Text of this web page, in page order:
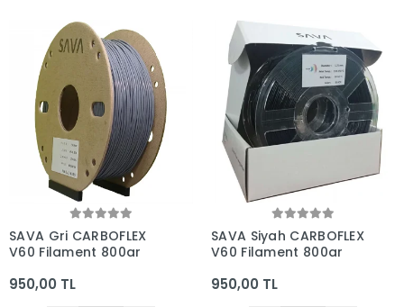
SAVA Gri CARBOFLEX
V60 Filament 800gr
950,00 TL
SAVA Siyah CARBOFLEX
V60 Filament 800gr
950,00 TL